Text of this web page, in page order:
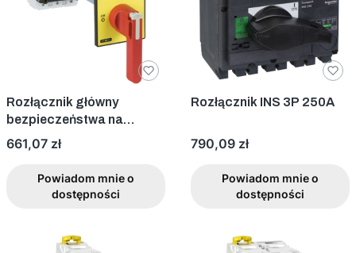
Rozłącznik główny
bezpieczeństwa na
ściankę 175A Vario
VCCF6
Cena
661,07 zł
Powiadom mnie o
dostępności
Rozłącznik INS 3P 250A
Cena
790,09 zł
Powiadom mnie o
dostępności